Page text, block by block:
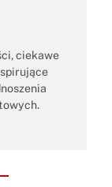
ciekawe